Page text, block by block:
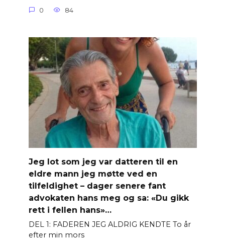
0 84
Jeg lot som jeg var datteren til en
eldre mann jeg møtte ved en
tilfeldighet – dager senere fant
advokaten hans meg og sa: «Du gikk
rett i fellen hans»…
DEL 1: FADEREN JEG ALDRIG KENDTE To år
efter min mors